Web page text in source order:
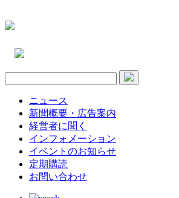
ニュース
新聞概要・広告案内
経営者に聞く
インフォメーション
イベントのお知らせ
定期購読
お問い合わせ